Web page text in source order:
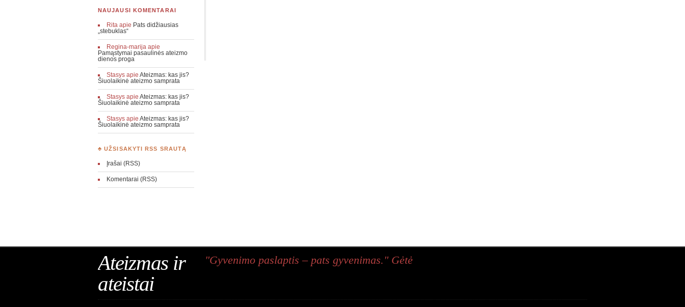
NAUJAUSI KOMENTARAI
Rita apie Pats didžiausias
„stebuklas“
Regina-marija apie
Pamąstymai pasaulinės ateizmo
dienos proga
Stasys apieAteizmas: kas jis?
Šiuolaikinė ateizmo samprata
Stasys apieAteizmas: kas jis?
Šiuolaikinė ateizmo samprata
Stasys apieAteizmas: kas jis?
Šiuolaikinė ateizmo samprata
♣ UŽSISAKYTI RSS SRAUTĄ
Įrašai (RSS)
Komentarai (RSS)
Ateizmas ir
ateistai
"Gyvenimo paslaptis – pats gyvenimas." Gėtė